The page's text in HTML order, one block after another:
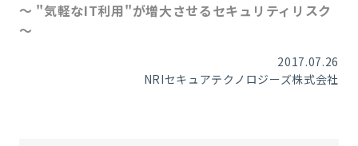
～ "気軽なIT利用"が増大させるセキュリティリスク
～
2017.07.26
NRIセキュアテクノロジーズ株式会社